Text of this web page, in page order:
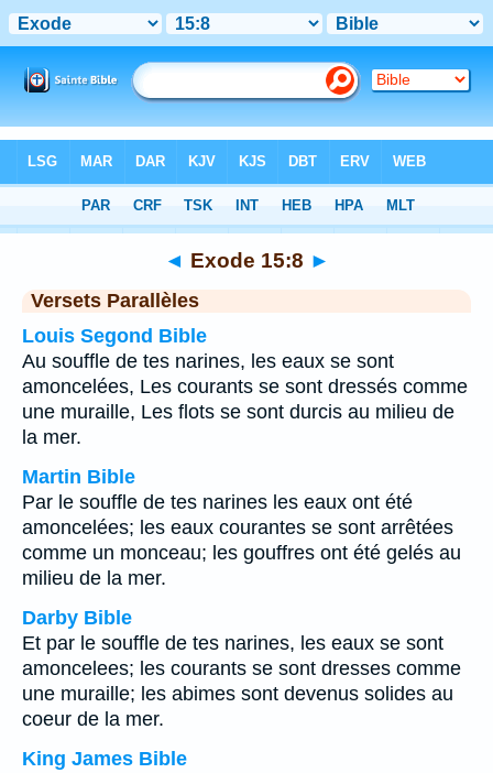
Chapitre 15> Verset 8
◄ Exode 15:8 ►
Versets Parallèles
Louis Segond Bible
Au souffle de tes narines, les eaux se sont
amoncelées, Les courants se sont dressés comme
une muraille, Les flots se sont durcis au milieu de
la mer.
Martin Bible
Par le souffle de tes narines les eaux ont été
amoncelées; les eaux courantes se sont arrêtées
comme un monceau; les gouffres ont été gelés au
milieu de la mer.
Darby Bible
Et par le souffle de tes narines, les eaux se sont
amoncelees; les courants se sont dresses comme
une muraille; les abimes sont devenus solides au
coeur de la mer.
King James Bible